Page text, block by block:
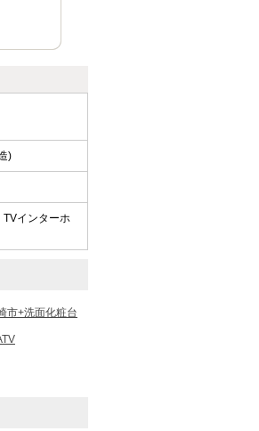
)
TVインターホ
市+洗面化粧台